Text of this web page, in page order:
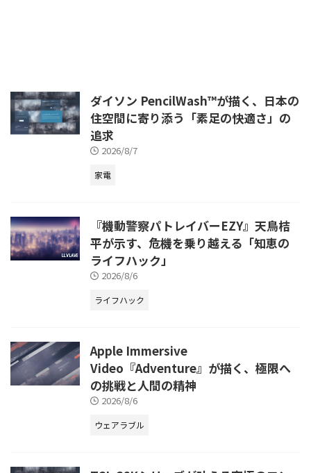
2026年のPC・デバイス市場を牽
引する主要な技術トレンドと、そ
れがもたらす具体的なメリットを
徹底解説します。 AI処理に特化し
ダイソン PencilWash™が描く、日本の
住空間に寄り添う「素足の快適さ」の
追求
2026/8/7
家電
『機動警察パトレイバーEZY』天鳥桔
平が示す、危機を乗り越える「知恵の
ライフハック」
2026/8/6
ライフハック
Apple Immersive
Video『Adventure』が描く、極限へ
の挑戦と人間の精神
2026/8/6
ウェアラブル